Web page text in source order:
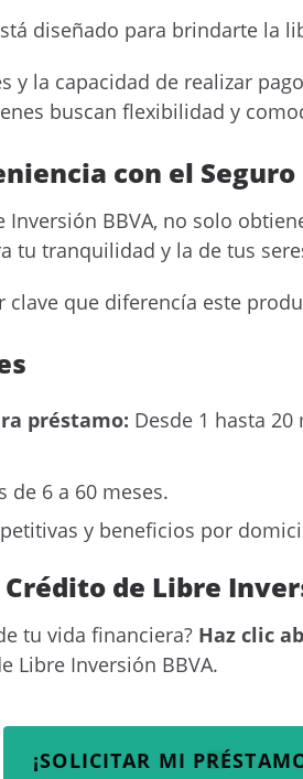
diseñado para brindarte la
y la capacidad de realizar
buscan flexibilidad y
con el Seguro
Inversión BBVA, no solo
tu tranquilidad y la de tus
clave que diferencía este
préstamo: Desde 1 hasta
de 6 a 60 meses.
y beneficios por
de Libre
tu vida financiera? Haz clic
Libre Inversión BBVA.
¡SOLICITAR MI